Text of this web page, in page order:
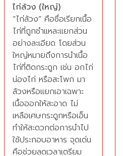
ไก่ล้วง (ใหญ่)
“ไก่ล้วง” คือชื่อเรียกเนื้อ
ไก่ที่ถูกชำแหละแยกส่วน
อย่างละเอียด โดยส่วน
ใหญ่หมายถึงการนำเนื้อ
ไก่ที่ติดกระดูก เช่น อกไก่
น่องไก่ หรือสะโพก มา
ล้วงหรือแยกเอาเฉพาะ
เนื้อออกให้สะอาด ไม่
เหลือเศษกระดูกหรือเอ็น
ทำให้สะดวกต่อการนำไป
ใช้ประกอบอาหาร จุดเด่น
คือช่วยลดเวลาเตรียม